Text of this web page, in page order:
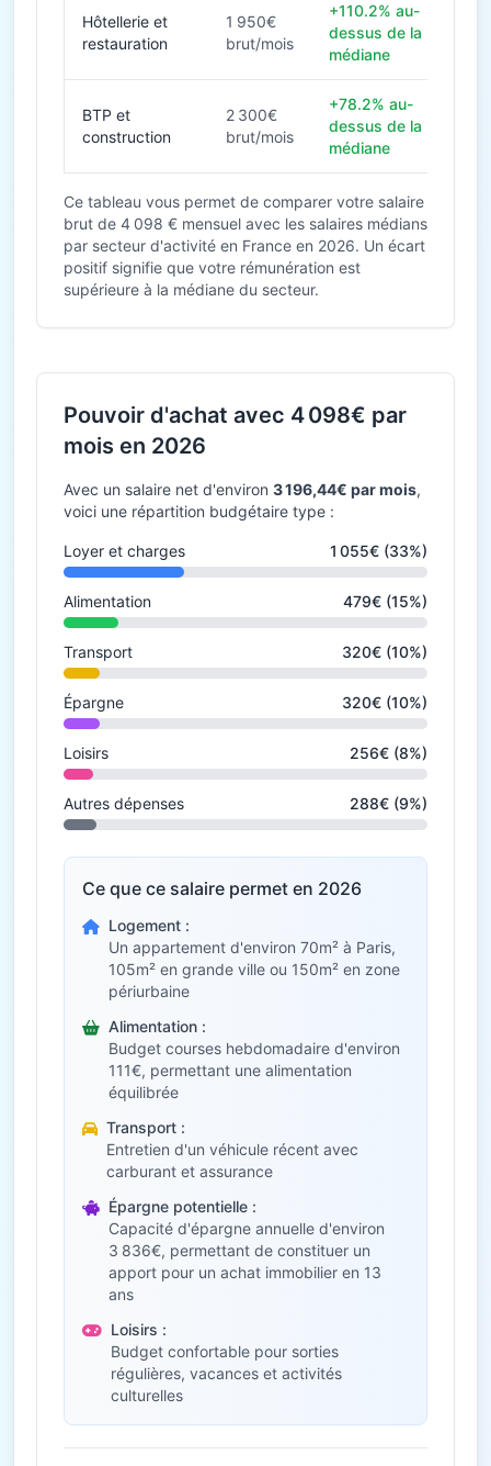
Hôtellerie et
restauration
1 950€
brut/mois
+110.2% au-
dessus de la
médiane
BTP et
construction
2 300€
brut/mois
+78.2% au-
dessus de la
médiane
Ce tableau vous permet de comparer votre salaire
brut de 4 098 € mensuel avec les salaires médians
par secteur d'activité en France en 2026. Un écart
positif signifie que votre rémunération est
supérieure à la médiane du secteur.
Pouvoir d'achat avec 4 098€ par
mois en 2026
Avec un salaire net d'environ 3 196,44€ par mois,
voici une répartition budgétaire type :
Loyer et charges 1 055€ (33%)
Alimentation 479€ (15%)
Transport 320€ (10%)
Épargne 320€ (10%)
Loisirs 256€ (8%)
Autres dépenses 288€ (9%)
Ce que ce salaire permet en 2026
Logement :
Un appartement d'environ 70m² à Paris,
105m² en grande ville ou 150m² en zone
périurbaine
Alimentation :
Budget courses hebdomadaire d'environ
111€, permettant une alimentation
équilibrée
Transport :
Entretien d'un véhicule récent avec
carburant et assurance
Épargne potentielle :
Capacité d'épargne annuelle d'environ
3 836€, permettant de constituer un
apport pour un achat immobilier en 13
ans
Loisirs :
Budget confortable pour sorties
régulières, vacances et activités
culturelles